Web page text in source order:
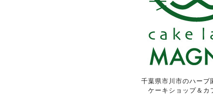
千葉県市川市のハーブ
ケーキショップ＆カ